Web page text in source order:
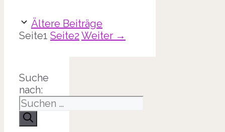
Ältere Beiträge
Seite1 Seite2 Weiter →
Suche
nach: